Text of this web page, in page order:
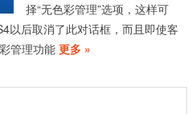
择“无色彩管理”选项，这样可
以后取消了此对话框，而且即使客
管理功能 更多 »